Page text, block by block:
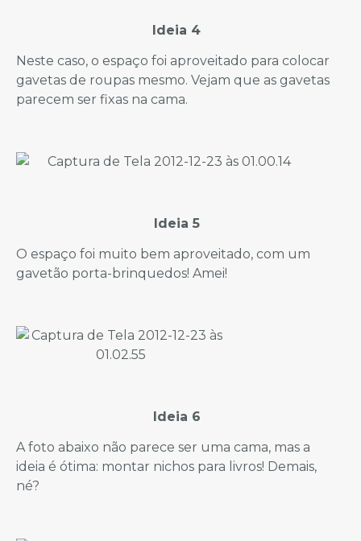
Ideia 4
Neste caso, o espaço foi aproveitado para colocar
gavetas de roupas mesmo. Vejam que as gavetas
parecem ser fixas na cama.
Ideia 5
O espaço foi muito bem aproveitado, com um
gavetão porta-brinquedos! Amei!
Ideia 6
A foto abaixo não parece ser uma cama, mas a
ideia é ótima: montar nichos para livros! Demais,
né?